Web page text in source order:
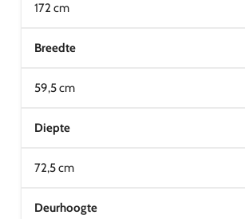
172 cm
Breedte
59,5 cm
Diepte
72,5 cm
Deurhoogte